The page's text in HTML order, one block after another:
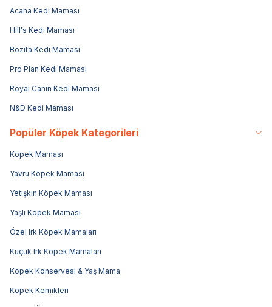
Acana Kedi Maması
Hill's Kedi Maması
Bozita Kedi Maması
Pro Plan Kedi Maması
Royal Canin Kedi Maması
N&D Kedi Maması
Popüler Köpek Kategorileri
Köpek Maması
Yavru Köpek Maması
Yetişkin Köpek Maması
Yaşlı Köpek Maması
Özel Irk Köpek Mamaları
Küçük Irk Köpek Mamaları
Köpek Konservesi & Yaş Mama
Köpek Kemikleri